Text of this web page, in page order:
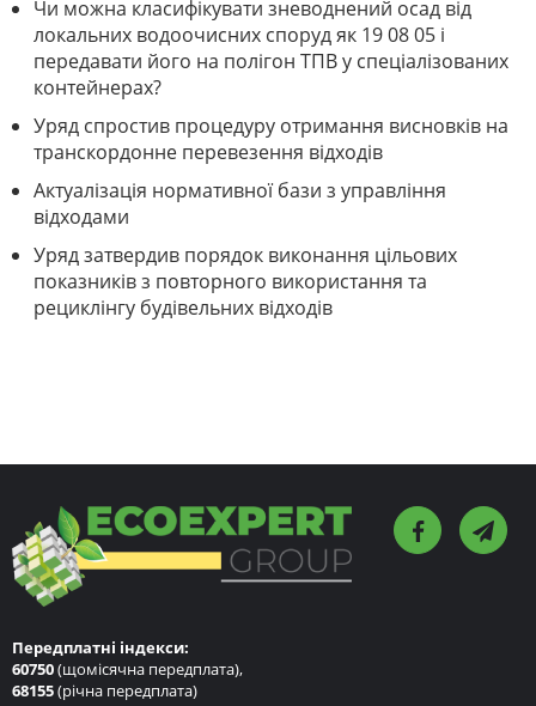
Чи можна класифікувати зневоднений осад від
локальних водоочисних споруд як 19 08 05 і
передавати його на полігон ТПВ у спеціалізованих
контейнерах?
Уряд спростив процедуру отримання висновків на
транскордонне перевезення відходів
Актуалізація нормативної бази з управління
відходами
Уряд затвердив порядок виконання цільових
показників з повторного використання та
рециклінгу будівельних відходів
Передплатні індекси:
60750(щомісячна передплата),
68155(річна передплата)